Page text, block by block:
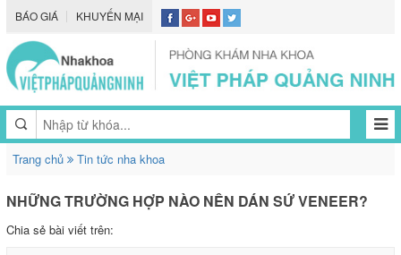
BÁO GIÁ KHUYẾN MẠI
Trang chủ Tin tức nha khoa
NHỮNG TRƯỜNG HỢP NÀO NÊN DÁN SỨ VENEER?
Chia sẻ bài viết trên: